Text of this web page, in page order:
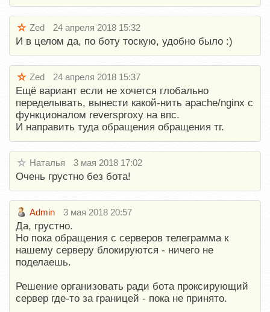
Zed 24 апреля 2018 15:32
И в целом да, по боту тоскую, удобно было :)
Zed 24 апреля 2018 15:37
Ещё вариант если не хочется глобально
переделывать, вынести какой-нить apache/nginx с
функционалом reversproxy на впс.
И направить туда обращения обращения тг.
Наталья 3 мая 2018 17:02
Очень грустно без бота!
Admin 3 мая 2018 20:57
Да, грустно.
Но пока обращения с серверов телеграмма к
нашему серверу блокируются - ничего не
поделаешь.
Решение организовать ради бота проксирующий
сервер где-то за границей - пока не принято.